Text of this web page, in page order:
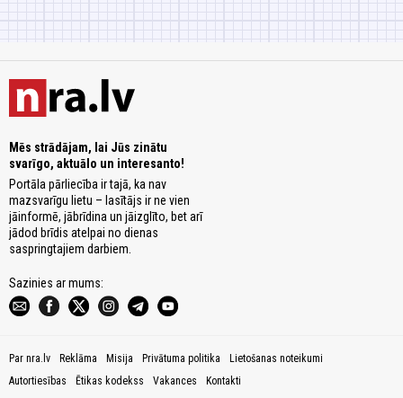
Mēs strādājam, lai Jūs zinātu
svarīgo, aktuālo un interesanto!
Portāla pārliecība ir tajā, ka nav
mazsvarīgu lietu – lasītājs ir ne vien
jāinformē, jābrīdina un jāizglīto, bet arī
jādod brīdis atelpai no dienas
saspringtajiem darbiem.
Sazinies ar mums:
Par nra.lv Reklāma Misija Privātuma politika
Lietošanas noteikumi
Autortiesības
Ētikas kodekss Vakances Kontakti